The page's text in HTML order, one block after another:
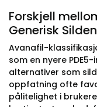
Forskjell
Generisk
Avanafil-
som en nyere
alternativer som
oppfatning ofte
pålitelighet i